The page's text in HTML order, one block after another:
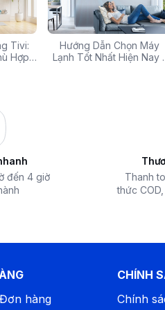
Tivi Chính Hãng Giá Rẻ –
Siêu Ưu Đãi Chỉ Có Tại
Tivi:
Hợp
Hướng Dẫn Chọn Máy
Lạnh Tốt Nhất Hiện Nay
đến 4 giờ
Thanh
thức
hàng
CHÍNH
Chính